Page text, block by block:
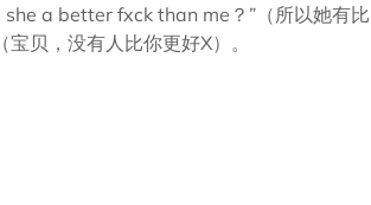
she a better fxck than me？”（所以她有比
贝，没有人比你更好X）。